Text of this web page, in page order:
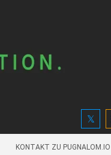
KONTAKT ZU PUGNALOM.IO